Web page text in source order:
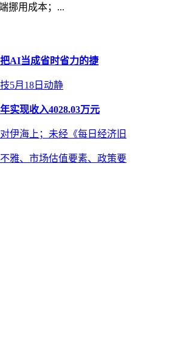
挪用成本；...
AI当成省时省力的捷
5月18日动静
实现收入4028.03万元
伊海上；未经《每日经济旧
雅、市场估值要素、政策要